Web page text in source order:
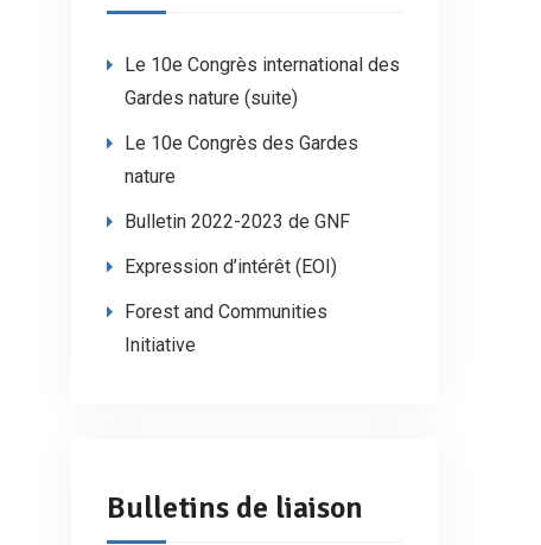
Le 10e Congrès international des
Gardes nature (suite)
Le 10e Congrès des Gardes
nature
Bulletin 2022-2023 de GNF
Expression d’intérêt (EOI)
Forest and Communities
Initiative
Bulletins de liaison